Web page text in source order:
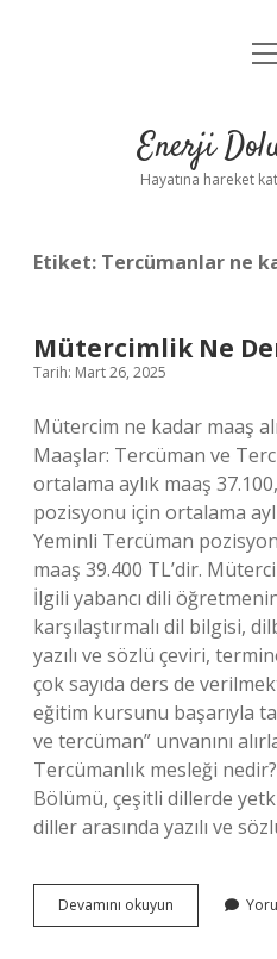
Yasal
Enerji
Hayatına hareket
Etiket: Tercümanlar ne
Mütercimlik Ne
Tarih: Mart 26, 2025
Mütercim ne kadar maaş
Maaşlar: Tercüman ve
ortalama aylık maaş
pozisyonu için ortalama
Yeminli Tercüman
maaş 39.400 TL’dir.
İlgili yabancı dili
karşılaştırmalı dil bilgisi,
yazılı ve sözlü çeviri,
çok sayıda ders de
eğitim kursunu başarıyla
ve tercüman” unvanını
Tercümanlık mesleği
Bölümü, çeşitli dillerde
diller arasında yazılı ve
Devamını okuyun Mütercimlik
Ne